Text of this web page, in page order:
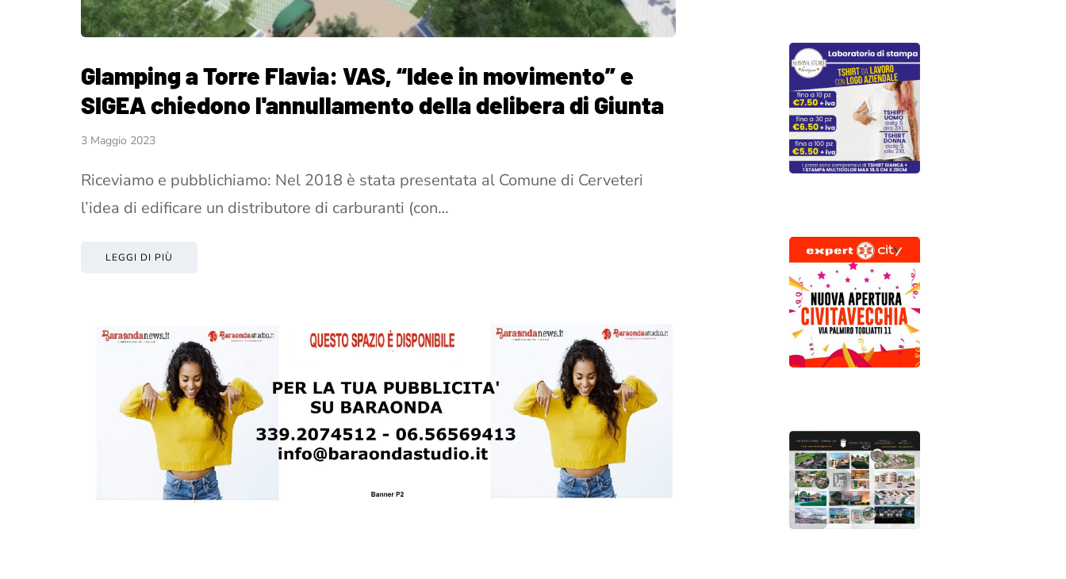
Glamping a Torre Flavia: VAS, “Idee in movimento” e
SIGEA chiedono l'annullamento della delibera di Giunta
3 Maggio 2023
Riceviamo e pubblichiamo: Nel 2018 è stata presentata al Comune di Cerveteri
l’idea di edificare un distributore di carburanti (con…
LEGGI DI PIÙ